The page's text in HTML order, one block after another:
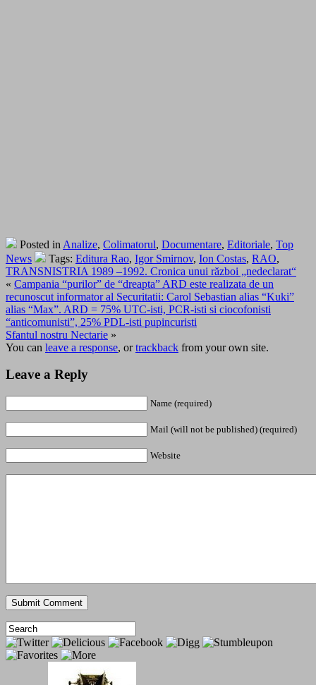
Posted in Analize, Colimatorul, Documentare, Editoriale, Top
News
Tags: Editura Rao, Igor Smirnov, Ion Costas, RAO,
TRANSNISTRIA 1989 –1992. Cronica unui război „nedeclarat“
« Campania “purilor” de “dreapta” ARD este realizata de un
recunoscut informator al Securitatii: Carol Sebastian alias “Kuki”
alias “Max”. ARD = 75% UTC-isti, PCR-isti si ciocofonisti
“anticomunisti”, 25% PDL-isti pupincuristi
Sfantul nostru Nectarie »
You can leave a response, ortrackback from your own site.
Leave a Reply
Name (required)
Mail (will not be published) (required)
Website